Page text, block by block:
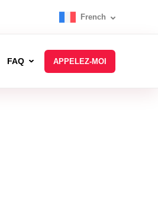
French
FAQ APPELEZ-MOI